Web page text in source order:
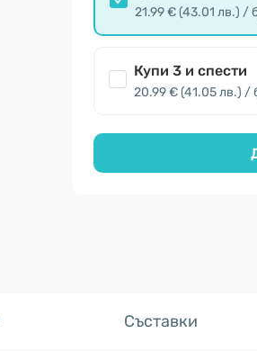
21.99 € (43.01 лв.) /
Купи 3 и спести
20.99 € (41.05 лв.) /
Съставки